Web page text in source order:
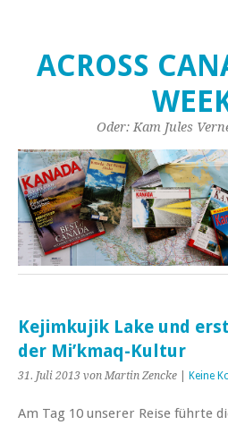
ACROSS
Oder: Kam Jules
Kejimkujik Lake und
der Mi’kmaq-Kultur
31. Juli 2013 von Martin Zencke Keine
Am Tag 10 unserer Reise führte